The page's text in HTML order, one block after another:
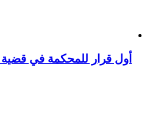
أول قرار للمحكمة في قضية